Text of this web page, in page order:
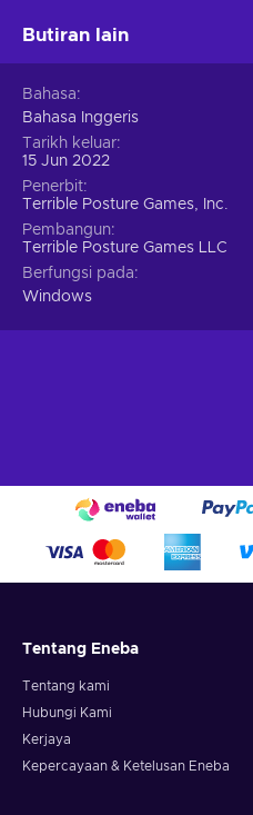
Butiran lain
Bahasa
Bahasa Inggeris
Tarikh keluar
15 Jun 2022
Penerbit
Terrible Posture Games, Inc.
Pembangun
Terrible Posture Games LLC
Berfungsi pada
Windows
Tentang Eneba
Tentang kami
Hubungi Kami
Kerjaya
Kepercayaan & Ketelusan Eneba